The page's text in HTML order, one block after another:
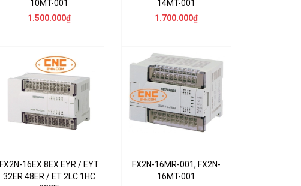
10MT-001
1.500.000₫
14MT-001
1.700.000₫
FX2N-16EX 8EX EYR / EYT
32ER 48ER / ET 2LC 1HC
FX2N-16MR-001, FX2N-
16MT-001